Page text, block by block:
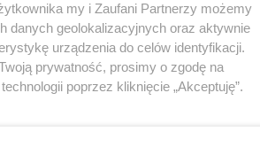
my i Zaufani Partnerzy możemy
danych geolokalizacyjnych oraz aktywnie
urządzenia do celów identyfikacji.
prywatność, prosimy o zgodę na
poprzez kliknięcie „Akceptuję”.